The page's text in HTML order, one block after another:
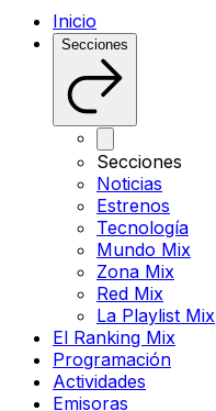
Inicio
Secciones
Secciones
Noticias
Estrenos
Tecnología
Mundo Mix
Zona Mix
Red Mix
La Playlist Mix
El Ranking Mix
Programación
Actividades
Emisoras